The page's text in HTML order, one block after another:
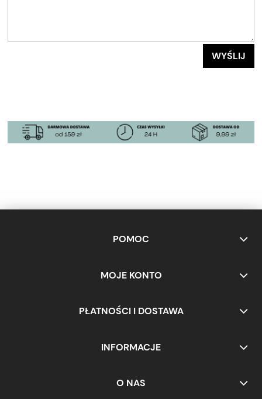
WYŚLIJ
POMOC
MOJE KONTO
PŁATNOŚCI I DOSTAWA
INFORMACJE
O NAS